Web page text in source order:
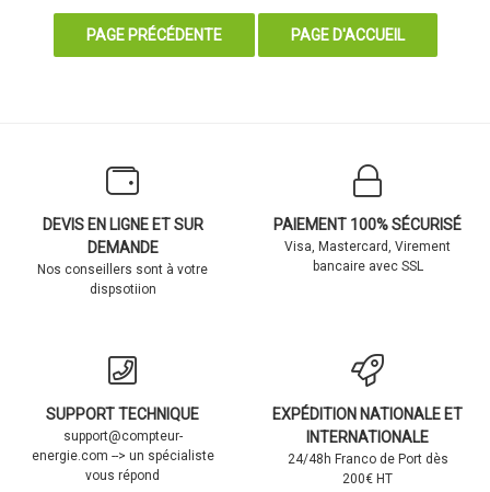
DEVIS EN LIGNE ET SUR
DEMANDE
Nos conseillers sont à votre
dispsotiion
PAIEMENT 100% SÉCURISÉ
Visa, Mastercard, Virement
bancaire avec SSL
SUPPORT TECHNIQUE
support@compteur-
energie.com --> un spécialiste
vous répond
EXPÉDITION NATIONALE ET
INTERNATIONALE
24/48h Franco de Port dès
200€ HT